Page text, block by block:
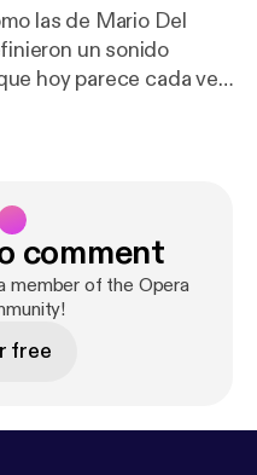
las de Mario Del
un sonido
hoy parece cada vez
de cantar?En este
y el repertorio de
También
tenor lírico, spinto y
difícil encontrar
de técnica? ¿De
comment
member of the Opera
free